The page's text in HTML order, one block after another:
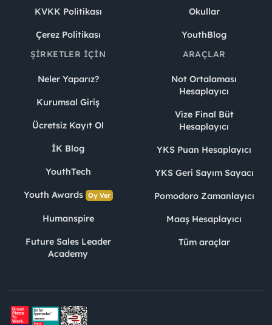
KVKK Politikası
Çerez Politikası
Okullar
YouthBlog
ŞIRKETLER İÇIN
Neler Yaparız?
Kurumsal Giriş
Ücretsiz Kayıt Ol
İK Blog
YouthTech
Youth Awards Oy Ver
Humanspire
Future Sales Leader
Academy
ARAÇLAR
Not Ortalaması
Hesaplayıcı
Vize Final Büt
Hesaplayıcı
YKS Puan Hesaplayıcı
YKS Geri Sayım Sayacı
Pomodoro Zamanlayıcı
Maaş Hesaplayıcı
Tüm araçlar